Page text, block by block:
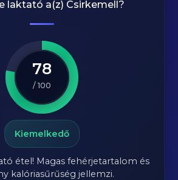
laktató a(z) Csirkemell?
78
/ 100
Kiemelkedő
étel! Magas fehérjetartalom és
kalóriasűrűség jellemzi.